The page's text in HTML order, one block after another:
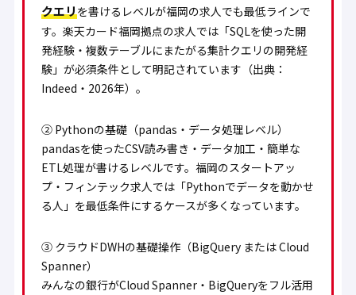
クエリを書けるレベルが福岡の求人でも最低ラインで
す。楽天カード福岡拠点の求人では「SQLを使った開
発経験・複数テーブルにまたがる集計クエリの開発経
験」が必須条件として明記されています（出典：
Indeed・2026年）。
② Pythonの基礎（pandas・データ処理レベル）
pandasを使ったCSV読み書き・データ加工・簡単な
ETL処理が書けるレベルです。福岡のスタートアッ
プ・フィンテック求人では「Pythonでデータを動かせ
る人」を最低条件にするケースが多くなっています。
③ クラウドDWHの基礎操作（BigQuery または Cloud
Spanner）
みんなの銀行がCloud Spanner・BigQueryをフル活用